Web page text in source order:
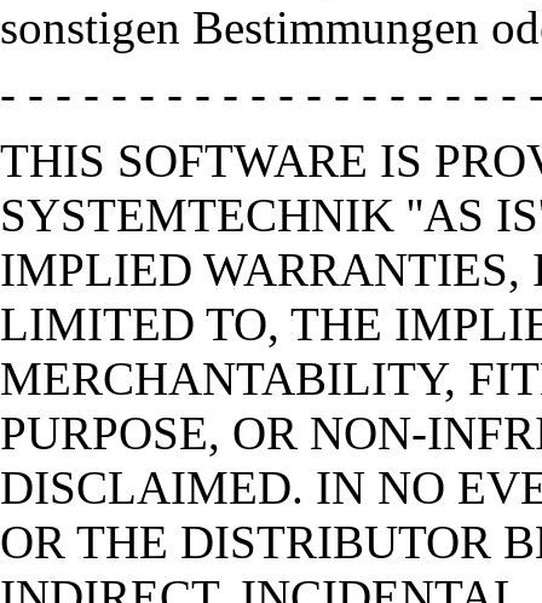
sonstigen Bestimmungen
- - - - - - - - - - - - - - - - - - -
THIS SOFTWARE IS
SYSTEMTECHNIK ''AS
IMPLIED
LIMITED TO, THE
MERCHANTABILITY,
PURPOSE, OR NON-
DISCLAIMED. IN NO
OR THE DISTRIBUTOR